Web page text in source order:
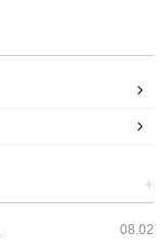
+
08.02